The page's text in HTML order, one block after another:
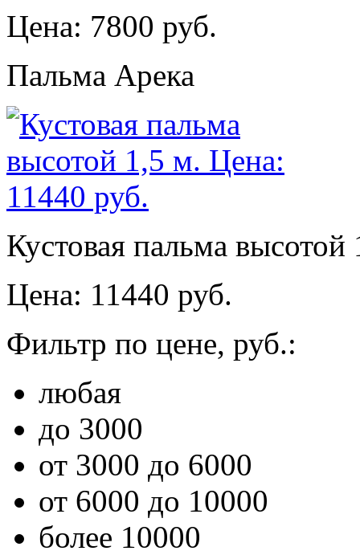
Цена: 7800 руб.
Пальма Арека
Кустовая пальма высотой
Цена: 11440 руб.
Фильтр по цене, руб.:
любая
до 3000
от 3000 до 6000
от 6000 до 10000
более 10000